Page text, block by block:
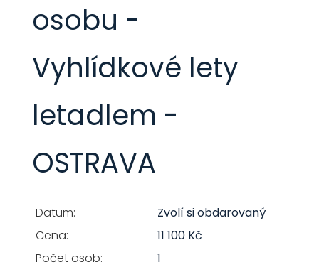
osobu -
Vyhlídkové lety
letadlem -
OSTRAVA
Datum:
Zvolí si obdarovaný
Cena:
11 100 Kč
Počet osob:
1